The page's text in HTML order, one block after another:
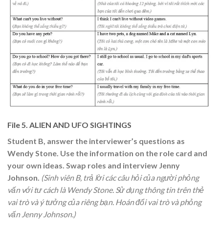
File 5. ALIEN AND UFO SIGHTINGS
Student B, answer the interviewer’s questions as
Wendy Stone. Use the information on the role card and
your own ideas. Swap roles and interview Jenny
Johnson. (Sinh viên B, trả lời các câu hỏi của người phỏng
vấn với tư cách là Wendy Stone. Sử dụng thông tin trên thẻ
vai trò và ý tưởng của riêng bạn. Hoán đổi vai trò và phỏng
vấn Jenny Johnson.)